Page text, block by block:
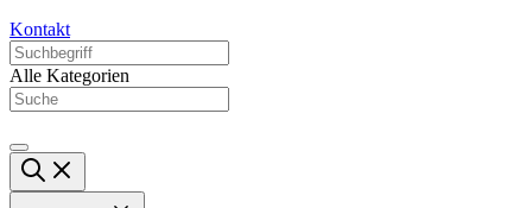
Kontakt
Alle Kategorien